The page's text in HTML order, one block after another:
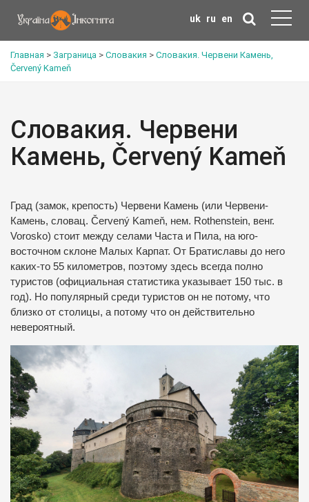
uk ru en
Главная > Заграница > Словакия > Словакия. Червени Камень,
Červený Kameň
Словакия. Червени
Камень, Červený Kameň
Град (замок, крепость) Червени Камень (или Червени-
Камень, словац. Červený Kameň, нем. Rothenstein, венг.
Vorosko) стоит между селами Часта и Пила, на юго-
восточном склоне Малых Карпат. От Братиславы до него
каких-то 55 километров, поэтому здесь всегда полно
туристов (официальная статистика указывает 150 тыс. в
год). Но популярный среди туристов он не потому, что
близко от столицы, а потому что он действительно
невероятный.